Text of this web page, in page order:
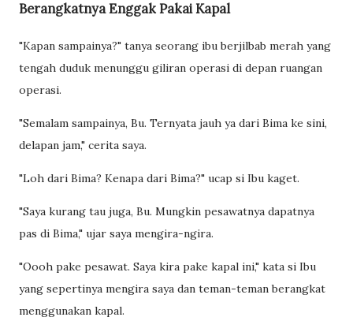
Berangkatnya Enggak Pakai Kapal
"Kapan sampainya?" tanya seorang ibu berjilbab merah yang
tengah duduk menunggu giliran operasi di depan ruangan
operasi.
"Semalam sampainya, Bu. Ternyata jauh ya dari Bima ke sini,
delapan jam," cerita saya.
"Loh dari Bima? Kenapa dari Bima?" ucap si Ibu kaget.
"Saya kurang tau juga, Bu. Mungkin pesawatnya dapatnya
pas di Bima," ujar saya mengira-ngira.
"Oooh pake pesawat. Saya kira pake kapal ini," kata si Ibu
yang sepertinya mengira saya dan teman-teman berangkat
menggunakan kapal.